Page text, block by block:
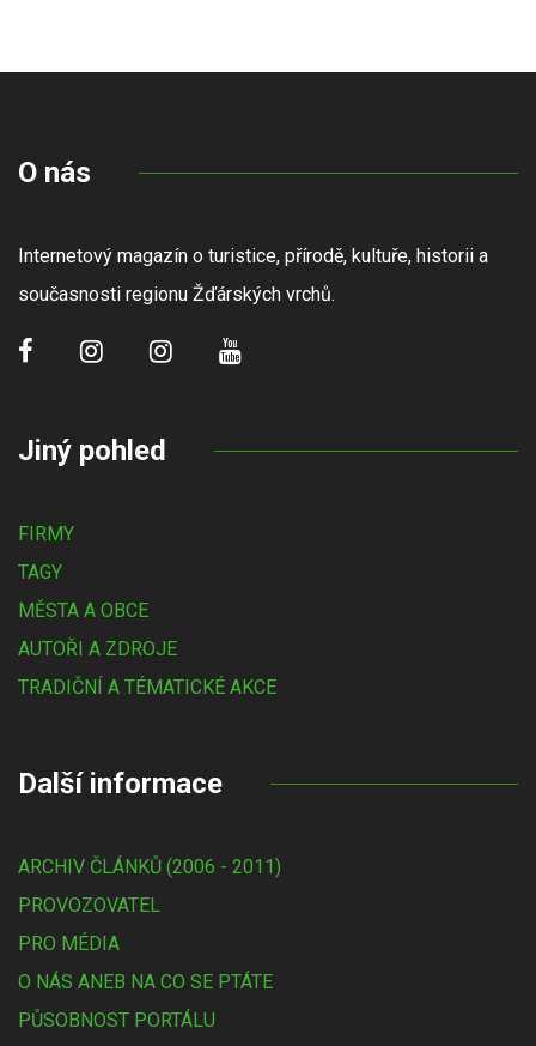
O nás
Internetový magazín o turistice, přírodě, kultuře, historii a
současnosti regionu Žďárských vrchů.
Jiný pohled
FIRMY
TAGY
MĚSTA A OBCE
AUTOŘI A ZDROJE
TRADIČNÍ A TÉMATICKÉ AKCE
Další informace
ARCHIV ČLÁNKŮ (2006 - 2011)
PROVOZOVATEL
PRO MÉDIA
O NÁS ANEB NA CO SE PTÁTE
PŮSOBNOST PORTÁLU